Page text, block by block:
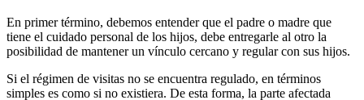
En primer término, debemos entender que el padre o madre que
tiene el cuidado personal de los hijos, debe entregarle al otro la
posibilidad de mantener un vínculo cercano y regular con sus hijos.
Si el régimen de visitas no se encuentra regulado, en términos
simples es como si no existiera. De esta forma, la parte afectada